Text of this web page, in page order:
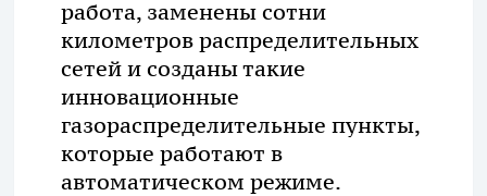
работа, заменены сотни
километров распределительных
сетей и созданы такие
инновационные
газораспределительные пункты,
которые работают в
автоматическом режиме.